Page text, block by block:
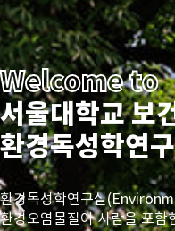
Welcome to
서울대학교 보
환경독성학연
환경독성학연구실
환경오염물질이 사람을 포함